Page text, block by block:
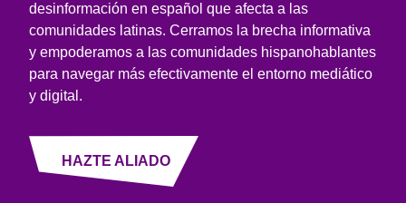
desinformación en español que afecta a las
comunidades latinas. Cerramos la brecha informativa
y empoderamos a las comunidades hispanohablantes
para navegar más efectivamente el entorno mediático
y digital.
HAZTE ALIADO